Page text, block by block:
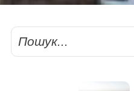
Пошук